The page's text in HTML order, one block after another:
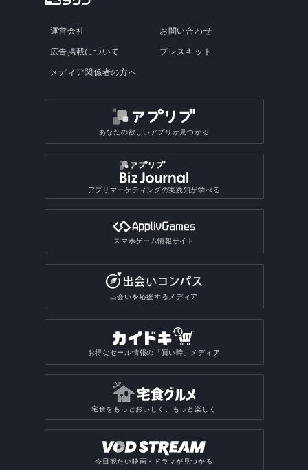
運営会社
広告掲載について
メディア関係者の方へ
お問い合わせ
プレスキット
あなたの欲しいアプリが見つかる
アプリマーケティングの実践知が学べる
スマホゲーム情報サイト
出会いを応援するメディア
お得なセール情報の「買い時」メディア
宅食をもっとおいしく、もっと楽しく
今日観たい映画・ドラマが見つかる